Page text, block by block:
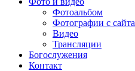
Фотоальбом
Фотографии с сайта
Видео
Трансляции
Богослужения
Контакт